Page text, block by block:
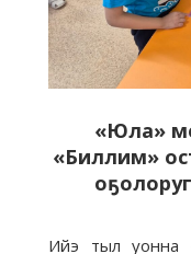
«Юла»
«Биллим»
Ийэ тыл уонна